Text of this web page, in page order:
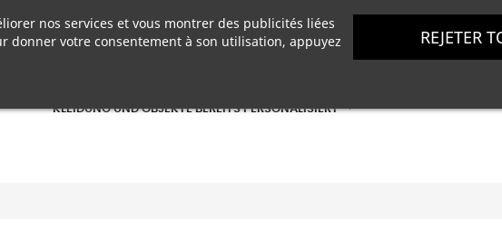
KLEIDUNG UND OBJEKTE ZUM PERSONALISIEREN
KLEIDUNG UND OBJEKTE BEREITS PERSONALISIERT
nos services et vous montrer des publicités liées
donner votre consentement à son utilisation, appuyez
REJETER